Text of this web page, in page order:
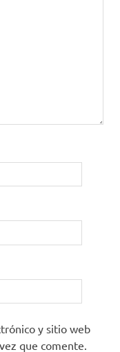
y sitio web
que comente.